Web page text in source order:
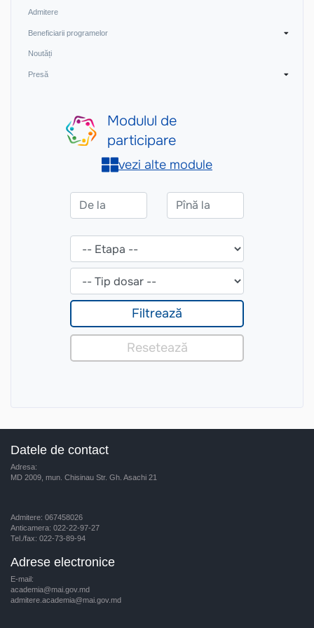
Admitere
Beneficiarii programelor
Noutăți
Presă
Datele de contact
Adresa:
MD 2009, mun. Chisinau Str. Gh. Asachi 21
Admitere: 067458026
Anticamera: 022-22-97-27
Tel./fax: 022-73-89-94
Adrese electronice
E-mail:
academia@mai.gov.md
admitere.academia@mai.gov.md